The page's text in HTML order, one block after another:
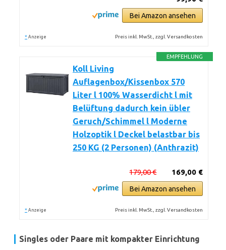
Bei Amazon ansehen
* Anzeige Preis inkl. MwSt., zzgl. Versandkosten
EMPFEHLUNG
Koll Living
Auflagenbox/Kissenbox 570
Liter l 100% Wasserdicht l mit
Belüftung dadurch kein übler
Geruch/Schimmel l Moderne
Holzoptik l Deckel belastbar bis
250 KG (2 Personen) (Anthrazit)
169,00 €
179,00 €
Bei Amazon ansehen
* Anzeige Preis inkl. MwSt., zzgl. Versandkosten
Singles oder Paare mit kompakter Einrichtung